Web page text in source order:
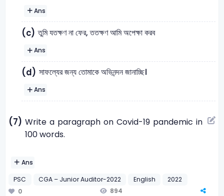
Ans
(c) তুমি যতক্ষণ না ফের, ততক্ষণ আমি অপেক্ষা করব
Ans
(d) সাফল্যের জন্য তোমাকে অভিনন্দন জানাচ্ছি।
Ans
(7) Write a paragraph on Covid-19 pandemic in
100 words.
Ans
PSC
CGA – Junior Auditor-2022 English
2022
0
894